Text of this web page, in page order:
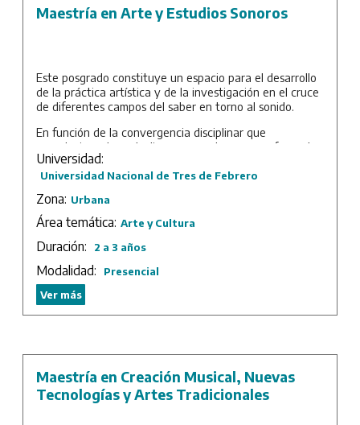
Maestría en Arte y Estudios Sonoros
Este posgrado constituye un espacio para el desarrollo
de la práctica artística y de la investigación en el cruce
de diferentes campos del saber en torno al sonido.
En función de la convergencia disciplinar que
caracteriza a los estudios sonoros, la carrera ofrece dos
orientaciones generales, dirigiéndose tanto a artistas
como a graduados de otras áreas interesados en
objetos de estudio. En la orientación a la práctica
artística, se brindan herramientas para conceptualizar y
generar estrategias creativas en el contexto del arte
sonoro contemporáneo. Por su parte, la orientación a
los estudios sonoros habilita preguntas acerca de la
escucha como práctica y campo epistemológico; el
sonido en las prácticas sociales y políticas; paisaje y
territorio; percepción, cognición y memoria sonora; el
Universidad:
Universidad Nacional de Tres de Febrero
Zona: Urbana
Área temática: Arte y Cultura
Duración: 2 a 3 años
Modalidad:
Presencial
Ver más
Maestría en Creación Musical, Nuevas
Tecnologías y Artes Tradicionales